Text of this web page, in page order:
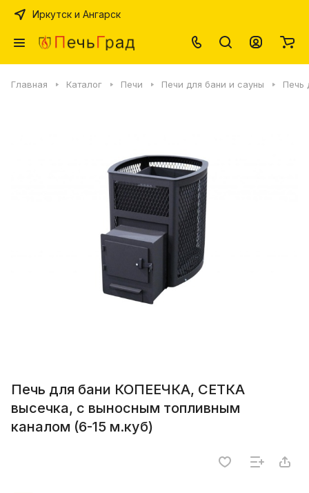
Иркутск и Ангарск
Главная Каталог Печи Печи для бани и сауны Печь
Печь для бани КОПЕЕЧКА, СЕТКА
высечка, с выносным топливным
каналом (6-15 м.куб)